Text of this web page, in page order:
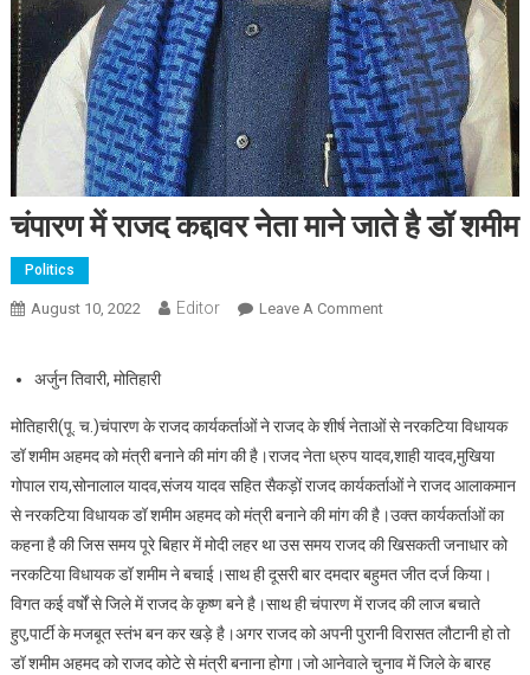
चंपारण में राजद कद्दावर नेता माने जाते है डॉ शमीम
Politics
August 10, 2022 Editor Leave A CommentOn चंपारण में राजद कद्दावर
अर्जुन तिवारी, मोतिहारी
मोतिहारी(पू. च.)चंपारण के राजद कार्यकर्ताओं ने राजद के शीर्ष नेताओं से नरकटिया विधायक
डॉ शमीम अहमद को मंत्री बनाने की मांग की है।राजद नेता ध्रुप यादव,शाही यादव,मुखिया
गोपाल राय,सोनालाल यादव,संजय यादव सहित सैकड़ों राजद कार्यकर्ताओं ने राजद आलाकमान
से नरकटिया विधायक डॉ शमीम अहमद को मंत्री बनाने की मांग की है।उक्त कार्यकर्ताओं का
कहना है की जिस समय पूरे बिहार में मोदी लहर था उस समय राजद की खिसकती जनाधार को
नरकटिया विधायक डॉ शमीम ने बचाई।साथ ही दूसरी बार दमदार बहुमत जीत दर्ज किया।
विगत कई वर्षों से जिले में राजद के कृष्ण बने है।साथ ही चंपारण में राजद की लाज बचाते
हुए,पार्टी के मजबूत स्तंभ बन कर खड़े है।अगर राजद को अपनी पुरानी विरासत लौटानी हो तो
डॉ शमीम अहमद को राजद कोटे से मंत्री बनाना होगा।जो आनेवाले चुनाव में जिले के बारह